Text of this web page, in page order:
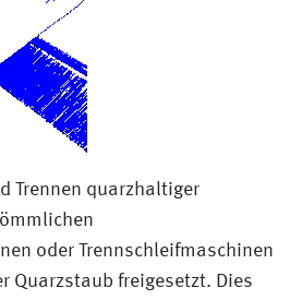
Trennen quarzhaltiger
oder Trennschleifmaschinen
Quarzstaub freigesetzt. Dies